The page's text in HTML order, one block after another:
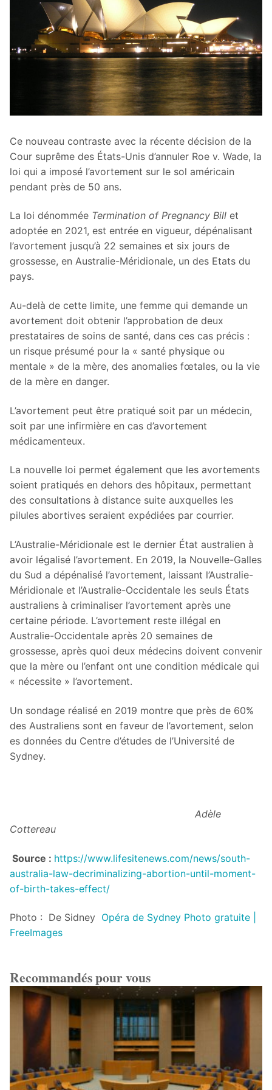
Ce nouveau contraste avec la récente décision de la
Cour suprême des États-Unis d’annuler Roe v. Wade, la
loi qui a imposé l’avortement sur le sol américain
pendant près de 50 ans.
La loi dénommée Termination of Pregnancy Bill et
adoptée en 2021, est entrée en vigueur, dépénalisant
l’avortement jusqu’à 22 semaines et six jours de
grossesse, en Australie-Méridionale, un des Etats du
pays.
Au-delà de cette limite, une femme qui demande un
avortement doit obtenir l’approbation de deux
prestataires de soins de santé, dans ces cas précis :
un risque présumé pour la « santé physique ou
mentale » de la mère, des anomalies fœtales, ou la vie
de la mère en danger.
L’avortement peut être pratiqué soit par un médecin,
soit par une infirmière en cas d’avortement
médicamenteux.
La nouvelle loi permet également que les avortements
soient pratiqués en dehors des hôpitaux, permettant
des consultations à distance suite auxquelles les
pilules abortives seraient expédiées par courrier.
L’Australie-Méridionale est le dernier État australien à
avoir légalisé l’avortement. En 2019, la Nouvelle-Galles
du Sud a dépénalisé l’avortement, laissant l’Australie-
Méridionale et l’Australie-Occidentale les seuls États
australiens à criminaliser l’avortement après une
certaine période. L’avortement reste illégal en
Australie-Occidentale après 20 semaines de
grossesse, après quoi deux médecins doivent convenir
que la mère ou l’enfant ont une condition médicale qui
« nécessite » l’avortement.
Un sondage réalisé en 2019 montre que près de 60%
des Australiens sont en faveur de l’avortement, selon
es données du Centre d’études de l’Université de
Sydney.
Adèle
Cottereau
Source : https://www.lifesitenews.com/news/south-
australia-law-decriminalizing-abortion-until-moment-
of-birth-takes-effect/
Photo : De Sidney Opéra de Sydney Photo gratuite |
FreeImages
Recommandés pour vous